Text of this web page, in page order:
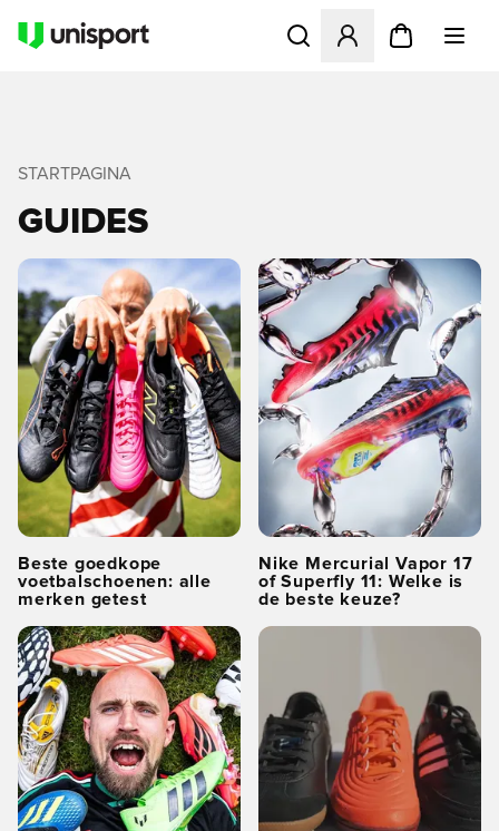
Opent een venster om in
STARTPAGINA
GUIDES
Beste goedkope
voetbalschoenen: alle
merken getest
Nike Mercurial Vapor 17
of Superfly 11: Welke is
de beste keuze?